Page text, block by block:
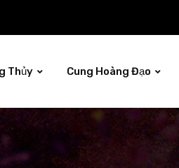
Thủy Cung Hoàng Đạo